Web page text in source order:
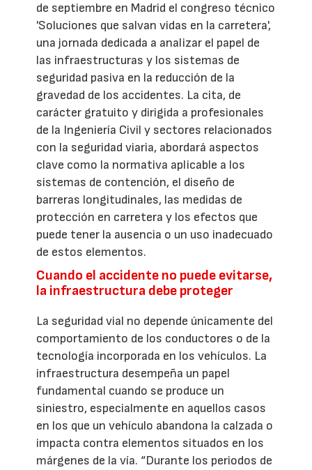
de septiembre en Madrid el congreso técnico
'Soluciones que salvan vidas en la carretera',
una jornada dedicada a analizar el papel de
las infraestructuras y los sistemas de
seguridad pasiva en la reducción de la
gravedad de los accidentes. La cita, de
carácter gratuito y dirigida a profesionales
de la Ingeniería Civil y sectores relacionados
con la seguridad viaria, abordará aspectos
clave como la normativa aplicable a los
sistemas de contención, el diseño de
barreras longitudinales, las medidas de
protección en carretera y los efectos que
puede tener la ausencia o un uso inadecuado
de estos elementos.
Cuando el accidente no puede evitarse,
la infraestructura debe proteger
La seguridad vial no depende únicamente del
comportamiento de los conductores o de la
tecnología incorporada en los vehículos. La
infraestructura desempeña un papel
fundamental cuando se produce un
siniestro, especialmente en aquellos casos
en los que un vehículo abandona la calzada o
impacta contra elementos situados en los
márgenes de la vía. “Durante los periodos de